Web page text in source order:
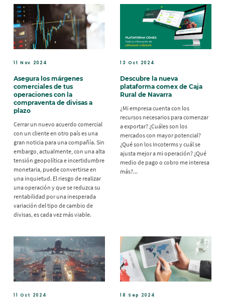
11 Nov 2024
Asegura los márgenes
comerciales de tus
operaciones con la
compraventa de divisas a
plazo
Cerrar un nuevo acuerdo comercial
con un cliente en otro país es una
gran noticia para una compañía. Sin
embargo, actualmente, con una alta
tensión geopolítica e incertidumbre
monetaria, puede convertirse en
una inquietud. El riesgo de realizar
una operación y que se reduzca su
rentabilidad por una inesperada
variación del tipo de cambio de
divisas, es cada vez más viable.
13 Oct 2024
Descubre la nueva
plataforma comex de Caja
Rural de Navarra
¿Mi empresa cuenta con los
recursos necesarios para comenzar
a exportar? ¿Cuáles son los
mercados con mayor potencial?
¿Qué son los Incoterms y cuál se
ajusta mejor a mi operación? ¿Qué
medio de pago o cobro me interesa
más?...
11 Oct 2024 18 Sep 2024